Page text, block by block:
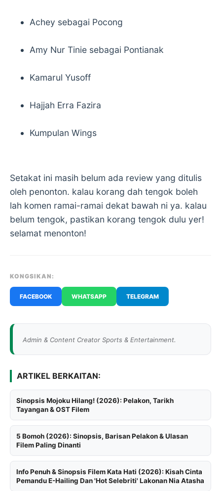
Achey sebagai Pocong
Amy Nur Tinie sebagai Pontianak
Kamarul Yusoff
Hajjah Erra Fazira
Kumpulan Wings
Setakat ini masih belum ada review yang ditulis
oleh penonton. kalau korang dah tengok boleh
lah komen ramai-ramai dekat bawah ni ya. kalau
belum tengok, pastikan korang tengok dulu yer!
selamat menonton!
KONGSIKAN:
FACEBOOK WHATSAPP TELEGRAM
Admin & Content Creator Sports & Entertainment.
ARTIKEL BERKAITAN:
Sinopsis Mojoku Hilang! (2026): Pelakon, Tarikh
Tayangan & OST Filem
5 Bomoh (2026): Sinopsis, Barisan Pelakon & Ulasan
Filem Paling Dinanti
Info Penuh & Sinopsis Filem Kata Hati (2026): Kisah Cinta
Pemandu E-Hailing Dan 'Hot Selebriti' Lakonan Nia Atasha